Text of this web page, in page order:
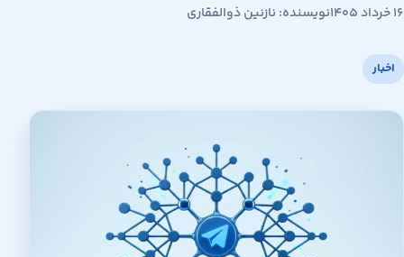
۱۶ خرداد ۱۴۰۵ نویسنده: نازنین ذوالفقاری
اخبار